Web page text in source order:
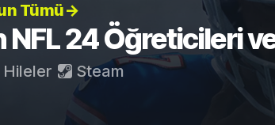
Tümü→
NFL 24 Öğreticileri
Hileler Steam